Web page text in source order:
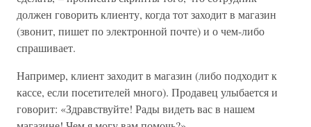
должен говорить клиенту, когда тот заходит в магазин
(звонит, пишет по электронной почте) и о чем-либо
спрашивает.
Например, клиент заходит в магазин (либо подходит к
кассе, если посетителей много). Продавец улыбается и
говорит: «Здравствуйте! Рады видеть вас в нашем